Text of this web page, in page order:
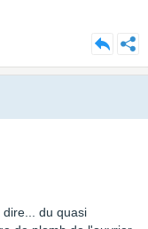
du quasi